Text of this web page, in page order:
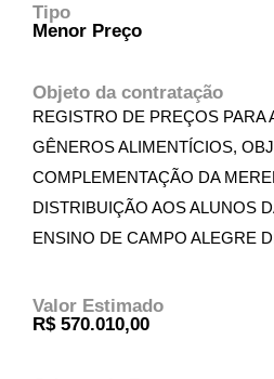
Tipo
Menor Preço
Objeto da contratação
REGISTRO DE PREÇOS PARA
GÊNEROS ALIMENTÍCIOS,
COMPLEMENTAÇÃO DA
DISTRIBUIÇÃO AOS ALUNOS
ENSINO DE CAMPO ALEGRE
Valor Estimado
R$ 570.010,00